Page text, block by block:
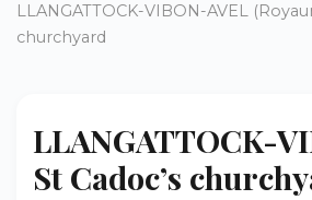
LLANGATTOCK-VIBON-AVEL
churchyard
LLANGATTOCK-
St Cadoc’s